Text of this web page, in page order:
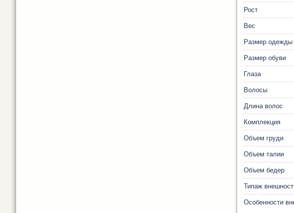
Рост
Вес
Размер одежды
Размер обуви
Глаза
Волосы
Длина волос
Комплекция
Объем груди
Объем талии
Объем бедер
Типаж
Особенности